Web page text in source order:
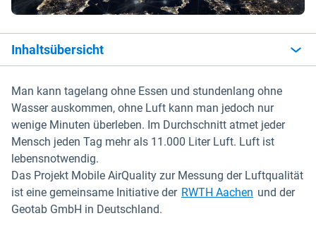
Inhaltsübersicht
Man kann tagelang ohne Essen und stundenlang ohne
Wasser auskommen, ohne Luft kann man jedoch nur
wenige Minuten überleben. Im Durchschnitt atmet jeder
Mensch jeden Tag mehr als 11.000 Liter Luft. Luft ist
lebensnotwendig.
Das Projekt Mobile AirQuality zur Messung der Luftqualität
ist eine gemeinsame Initiative der RWTH Aachen In neuem
und der
Geotab GmbH in Deutschland.